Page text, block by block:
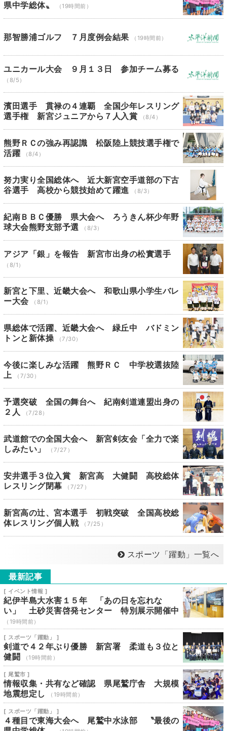
県中学総体〟
（19時間前）
那智勝浦ゴルフ ７月度例会結果 （19時間前）
ユニカール大会 ９月１３日 参加チーム募る
（8/5）
濱田選手 貫禄の４連覇 全国少年レスリング
選手権 新宮ジュニアから７人入賞
（8/4）
熊野ＲＣの強み再認識 松阪陸上競技選手権で
活躍
（8/4）
努力実り全国総体へ 近大新宮空手道部の下古
谷選手 高校から競技始めて躍進
（8/3）
紀南ＢＢＣ優勝 県大会へ ろうきん杯少年野
球大会熊野支部予選
（8/3）
アジア「銀」を報告 新宮市出身の松實選手
（8/1）
新宮と下里、近畿大会へ 和歌山県小学生バレ
ー大会
（8/1）
県総体で活躍、近畿大会へ 緑丘中 バドミン
トンと新体操
（7/30）
今後に楽しみな活躍 熊野ＲＣ 中学校選抜陸
上
（7/30）
予選突破 全国の舞台へ 紀南剣道連盟出身の
２人
（7/28）
武道館での全国大会へ 新宮剣友会「全力で楽
しみたい」
（7/27）
安井選手３位入賞 新宮高 大健闘 高校総体
レスリング閉幕
（7/27）
新宮高の辻、宮本選手 初戦突破 全国高校総
体レスリング個人戦
（7/25）
スポーツ「躍動」一覧へ
最新記事
[ イベント情報 ]
紀伊半島大水害１５年 「あの日を忘れな
い」 土砂災害啓発センター 特別展示開催中
（19時間前）
[ スポーツ「躍動」 ]
剣道で４２年ぶり優勝 新宮署 柔道も３位と
健闘
（19時間前）
[ 尾鷲市 ]
情報収集・共有など確認 県尾鷲庁舎 大規模
地震想定し
（19時間前）
[ スポーツ「躍動」 ]
４種目で東海大会へ 尾鷲中水泳部 〝最後の